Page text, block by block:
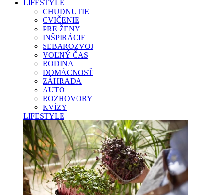
LIFESTYLE
CHUDNUTIE
CVIČENIE
PRE ŽENY
INŠPIRÁCIE
SEBAROZVOJ
VOĽNÝ ČAS
RODINA
DOMÁCNOSŤ
ZÁHRADA
AUTO
ROZHOVORY
KVÍZY
LIFESTYLE